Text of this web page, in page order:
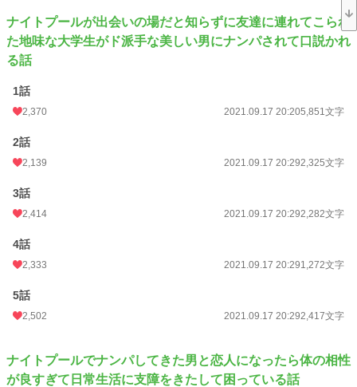
更新日時 2026.04.11 23:10
初回公開日時 2021.09.17 20:20
初回完結日時
週間ポイント
ナイトプールが出会いの場だと知らずに友達に連れてこられ
た地味な大学生がド派手な美しい男にナンパされて口説かれ
る話
1話
2,370 2021.09.17 20:205,851文字
2話
2,139 2021.09.17 20:292,325文字
3話
2,414 2021.09.17 20:292,282文字
4話
2,333 2021.09.17 20:291,272文字
5話
2,502 2021.09.17 20:292,417文字
ナイトプールでナンパしてきた男と恋人になったら体の相性
が良すぎて日常生活に支障をきたして困っている話